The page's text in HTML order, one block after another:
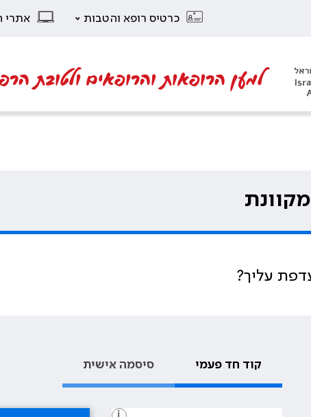
כרטיס רופא והטבות אתרי
למען הרופאות והרופאים ולטובת
עליך?
קוד חד פעמי סיסמה אישית